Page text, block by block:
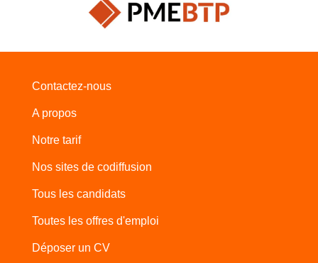
Contactez-nous
A propos
Notre tarif
Nos sites de codiffusion
Tous les candidats
Toutes les offres d'emploi
Déposer un CV